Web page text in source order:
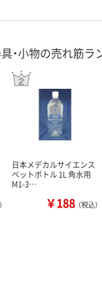
・小物の売れ筋ラ
日本メデカルサイエンス
ペットボトル 1L 角水用
M1-3…
￥188 （税込）